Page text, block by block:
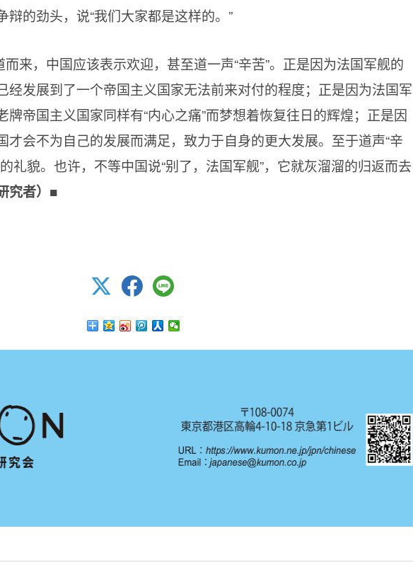
辩的劲头，说“我们大家都是这样的。”
来，中国应该表示欢迎，甚至道一声“辛苦”。正是因为法国军舰的
经发展到了一个帝国主义国家无法前来对付的程度；正是因为法国军
牌帝国主义国家同样有“内心之痛”而梦想着恢复往日的辉煌；正是因
才会不为自己的发展而满足，致力于自身的更大发展。至于道声“辛
礼貌。也许，不等中国说“别了，法国军舰”，它就灰溜溜的归返而去
究者） ■